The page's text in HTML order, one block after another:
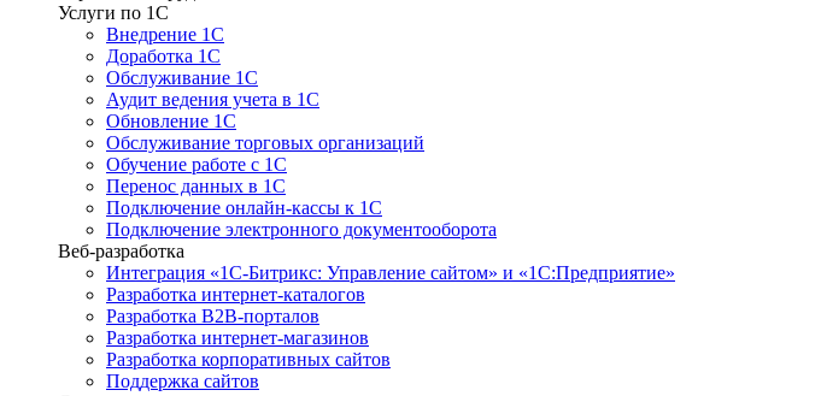
Услуги по 1С
Внедрение 1С
Доработка 1С
Обслуживание 1С
Аудит ведения учета в 1С
Обновление 1С
Обслуживание торговых организаций
Обучение работе с 1С
Перенос данных в 1С
Подключение онлайн-кассы к 1С
Подключение электронного документооборота
Веб-разработка
Интеграция «1С-Битрикс: Управление сайтом» и «1С:Предприятие»
Разработка интернет-каталогов
Разработка B2B-порталов
Разработка интернет-магазинов
Разработка корпоративных сайтов
Поддержка сайтов